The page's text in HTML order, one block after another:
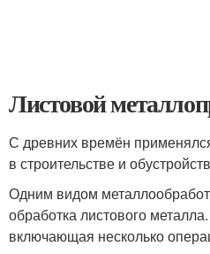
Листовой
С древних времён
в строительстве и
Одним видом
обработка листового
включающая несколько